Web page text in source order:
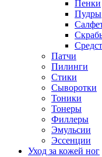
Пенки
Пудры
Патчи
Пилинги
Стики
Сыворотки
Тоники
Тонеры
Филлеры
Эмульсии
Эссенции
Уход за кожей ног